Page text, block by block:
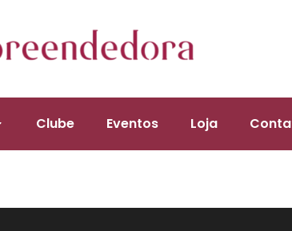
Clube Eventos Loja